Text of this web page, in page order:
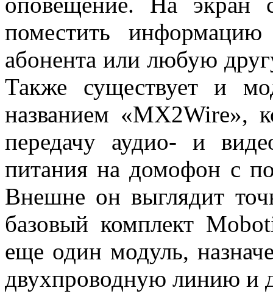
поместить
абонента или любую
Также существует и
названием «MX2Wire»,
передачу аудио- и
питания на домофон с
Внешне он выглядит
базовый комплект
еще один модуль,
двухпроводную линию и